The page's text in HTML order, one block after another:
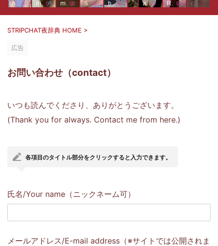
STRIPCHAT夜辞典 HOME >
広告
お問い合わせ（contact）
いつも読んでくださり、ありがとうございます。
(Thank you for always. Contact me from here.)
各項目のタイトル部分をクリックすると入力できます。
氏名/Your name（ニックネーム可）
メールアドレス/E-mail address（※サイトでは公開されま